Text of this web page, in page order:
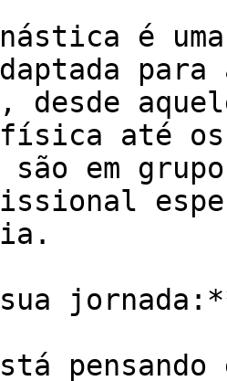
desde
até os
são em